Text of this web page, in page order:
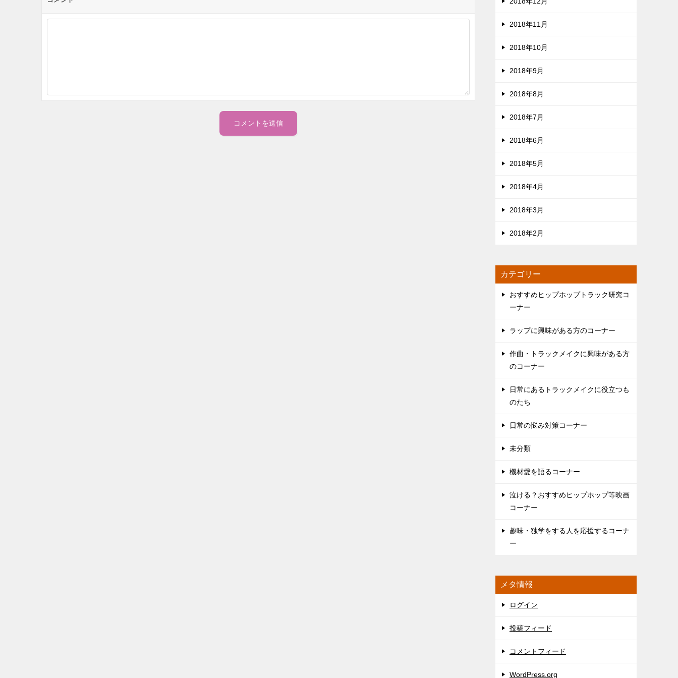
2018年11月
2018年10月
2018年9月
2018年8月
2018年7月
2018年6月
2018年5月
2018年4月
2018年3月
2018年2月
カテゴリー
おすすめヒップホップトラック研究コ
ーナー
ラップに興味がある方のコーナー
作曲・トラックメイクに興味がある方
のコーナー
日常にあるトラックメイクに役立つも
のたち
日常の悩み対策コーナー
未分類
機材愛を語るコーナー
泣ける？おすすめヒップホップ等映画
コーナー
趣味・独学をする人を応援するコーナ
ー
メタ情報
ログイン
投稿フィード
コメントフィード
WordPress.org